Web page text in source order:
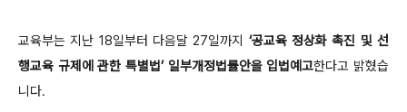
교육부는 지난 18일부터 다음달 27일까지 ‘공교육 정상화 촉진 및 선
행교육 규제에 관한 특별법’ 일부개정법률안을 입법예고한다고 밝혔습
니다.